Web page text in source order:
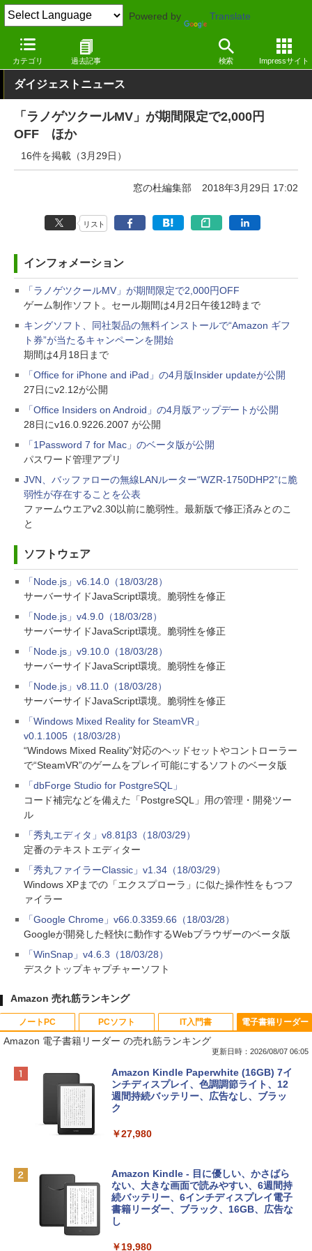
Powered by Translate
カテゴリ 過去記事 検索 Impressサイト
窓の杜 その他の話題 アップデート
ダイジェストニュース
「ラノゲツクールMV」が期間限定で2,000円
OFF ほか
16件を掲載（3月29日）
窓の杜編集部 2018年3月29日 17:02
リスト
インフォメーション
「ラノゲツクールMV」が期間限定で2,000円OFF
ゲーム制作ソフト。セール期間は4月2日午後12時まで
キングソフト、同社製品の無料インストールで“Amazon ギフ
ト券”が当たるキャンペーンを開始
期間は4月18日まで
「Office for iPhone and iPad」の4月版Insider updateが公開
27日にv2.12が公開
「Office Insiders on Android」の4月版アップデートが公開
28日にv16.0.9226.2007 が公開
「1Password 7 for Mac」のベータ版が公開
パスワード管理アプリ
JVN、バッファローの無線LANルーター“WZR-1750DHP2”に脆
弱性が存在することを公表
ファームウエアv2.30以前に脆弱性。最新版で修正済みとのこ
と
ソフトウェア
「Node.js」v6.14.0（18/03/28）
サーバーサイドJavaScript環境。脆弱性を修正
「Node.js」v4.9.0（18/03/28）
サーバーサイドJavaScript環境。脆弱性を修正
「Node.js」v9.10.0（18/03/28）
サーバーサイドJavaScript環境。脆弱性を修正
「Node.js」v8.11.0（18/03/28）
サーバーサイドJavaScript環境。脆弱性を修正
「Windows Mixed Reality for SteamVR」
v0.1.1005（18/03/28）
“Windows Mixed Reality”対応のヘッドセットやコントローラー
で“SteamVR”のゲームをプレイ可能にするソフトのベータ版
「dbForge Studio for PostgreSQL」
コード補完などを備えた「PostgreSQL」用の管理・開発ツー
ル
「秀丸エディタ」v8.81β3（18/03/29）
定番のテキストエディター
「秀丸ファイラーClassic」v1.34（18/03/29）
Windows XPまでの「エクスプローラ」に似た操作性をもつフ
ァイラー
「Google Chrome」v66.0.3359.66（18/03/28）
Googleが開発した軽快に動作するWebブラウザーのベータ版
「WinSnap」v4.6.3（18/03/28）
デスクトップキャプチャーソフト
Amazon 売れ筋ランキング
ノートPC
Apple 2026 MacBook Neo A18 Proチッ
プ搭載13インチノートブック：AIとAppl
e Intelligence、Liquid Retinaディスプ
レイ、8GBメモリ、512GB SSD、1080p
ィゴ + 3年延長 AppleCare+ for 13インチ
￥162,598
tomtoc 360°保護 15.6 16インチ パソコ
ンケース Dell NEC Lavie ASUS HP dyna
PCソフト
Robloxギフトカード - 800 Robux 【限
定バーチャルアイテムを含む】 【オンラ
インゲームコード】 ロブロックス | オン
ラインコード版
￥1,300
Microsoft Office Home & Business 202
4(最新 永続版)|オンラインコード版|Wind
ows11、10/mac対応|PC2台
￥39,582
IT入門書
生成AIパスポート公式テキスト 第４版
￥1,766
出す プロンプトの言葉 AI画像生成シリー
ズ (はぴーイラストLabo)
￥480
電子書籍リーダー
Amazon 電子書籍リーダー の売れ筋ランキング
更新日時：2026/08/07 06:05
Amazon Kindle Paperwhite (16GB) 7イ
ンチディスプレイ、色調調節ライト、12
週間持続バッテリー、広告なし、ブラッ
ク
￥27,980
Amazon Kindle - 目に優しい、かさばら
ない、大きな画面で読みやすい、6週間持
続バッテリー、6インチディスプレイ電子
書籍リーダー、ブラック、16GB、広告な
し
￥19,980